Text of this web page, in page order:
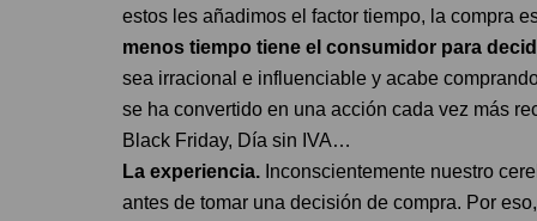
estos les añadimos el factor tiempo, la compra
menos tiempo tiene el consumidor para
sea irracional e influenciable y acabe
se ha convertido en una acción cada vez más
Black Friday, Día sin IVA…
La experiencia. Inconscientemente nuestro
antes de tomar una decisión de compra. Por